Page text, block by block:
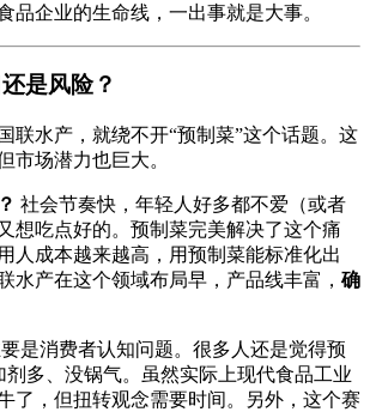
品企业的生命线，一出事就是大事。
是风险？
联水产，就绕不开“预制菜”这个话题。这
市场潜力也巨大。
社会节奏快，年轻人好多都不爱（或者
想吃点好的。预制菜完美解决了这个痛
人成本越来越高，用预制菜能标准化出
水产在这个领域布局早，产品线丰富， 确
是消费者认知问题。很多人还是觉得预
剂多、没锅气。虽然实际上现代食品工业
了，但扭转观念需要时间。另外，这个赛